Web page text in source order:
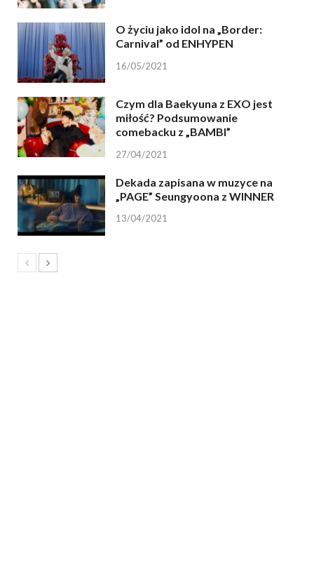
O życiu jako idol na „Border:
Carnival” od ENHYPEN
16/05/2021
Czym dla Baekyuna z EXO jest
miłość? Podsumowanie
comebacku z „BAMBI”
27/04/2021
Dekada zapisana w muzyce na
„PAGE” Seungyoona z WINNER
13/04/2021